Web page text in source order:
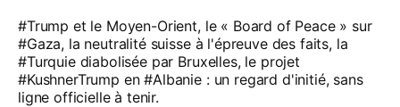
#Trump et le Moyen-Orient, le « Board of Peace » sur
#Gaza, la neutralité suisse à l'épreuve des faits, la
#Turquie diabolisée par Bruxelles, le projet
#KushnerTrump en #Albanie : un regard d'initié, sans
ligne officielle à tenir.